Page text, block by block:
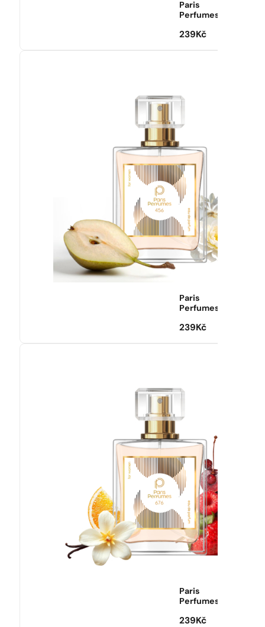
Paris
Perfumes
239Kč
Paris
Perfumes
239 Kč
Paris
Perfumes
239 Kč